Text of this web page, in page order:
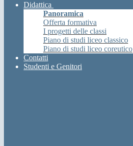
Didattica
Panoramica
Offerta formativa
I progetti delle classi
Piano di studi liceo classico
Piano di studi liceo coreutico
Contatti
Studenti e Genitori